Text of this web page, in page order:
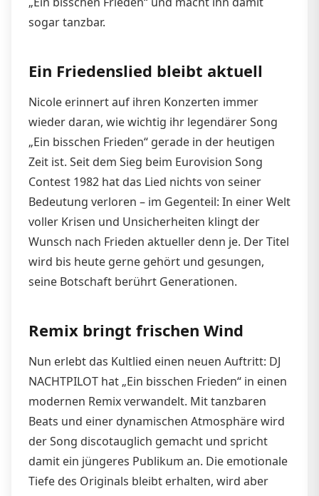
sogar tanzbar.
Ein Friedenslied bleibt aktuell
Nicole erinnert auf ihren Konzerten immer
wieder daran, wie wichtig ihr legendärer Song
„Ein bisschen Frieden“ gerade in der heutigen
Zeit ist. Seit dem Sieg beim Eurovision Song
Contest 1982 hat das Lied nichts von seiner
Bedeutung verloren – im Gegenteil: In einer Welt
voller Krisen und Unsicherheiten klingt der
Wunsch nach Frieden aktueller denn je. Der Titel
wird bis heute gerne gehört und gesungen,
seine Botschaft berührt Generationen.
Remix bringt frischen Wind
Nun erlebt das Kultlied einen neuen Auftritt: DJ
NACHTPILOT hat „Ein bisschen Frieden“ in einen
modernen Remix verwandelt. Mit tanzbaren
Beats und einer dynamischen Atmosphäre wird
der Song discotauglich gemacht und spricht
damit ein jüngeres Publikum an. Die emotionale
Tiefe des Originals bleibt erhalten, wird aber